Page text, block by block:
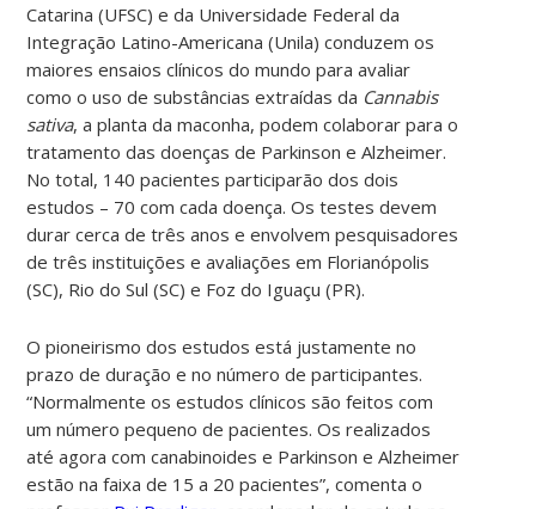
Catarina (UFSC) e da Universidade Federal da
Integração Latino-Americana (Unila) conduzem os
maiores ensaios clínicos do mundo para avaliar
como o uso de substâncias extraídas da Cannabis
sativa, a planta da maconha, podem colaborar para o
tratamento das doenças de Parkinson e Alzheimer.
No total, 140 pacientes participarão dos dois
estudos – 70 com cada doença. Os testes devem
durar cerca de três anos e envolvem pesquisadores
de três instituições e avaliações em Florianópolis
(SC), Rio do Sul (SC) e Foz do Iguaçu (PR).
O pioneirismo dos estudos está justamente no
prazo de duração e no número de participantes.
“Normalmente os estudos clínicos são feitos com
um número pequeno de pacientes. Os realizados
até agora com canabinoides e Parkinson e Alzheimer
estão na faixa de 15 a 20 pacientes”, comenta o